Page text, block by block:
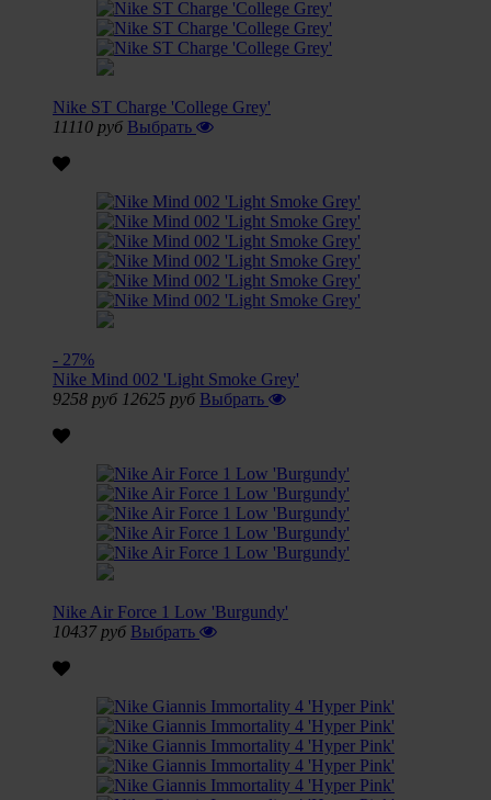
Nike ST Charge 'College Grey'
11110 руб Выбрать
- 27%
Nike Mind 002 'Light Smoke Grey'
9258 руб 12625 руб Выбрать
Nike Air Force 1 Low 'Burgundy'
10437 руб Выбрать